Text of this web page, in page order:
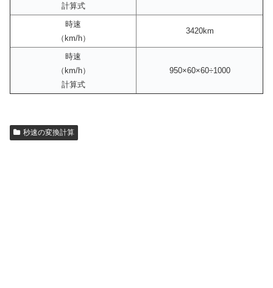
計算式
時速
（km/h）
3420km
時速
（km/h）
計算式
950×60×60÷1000
秒速の変換計算